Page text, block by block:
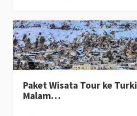
Paket Wisata Tour ke
Malam…